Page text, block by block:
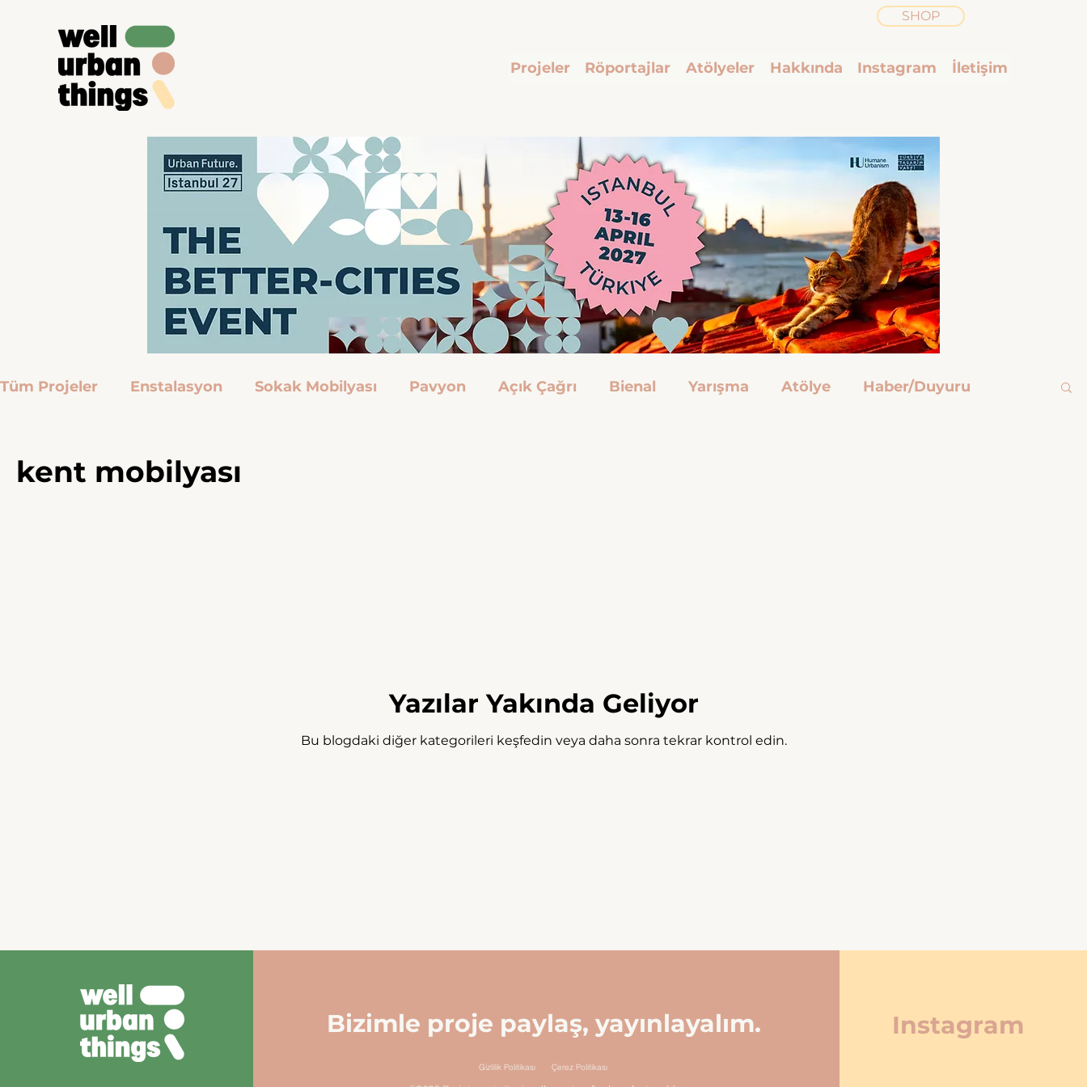
SHOP
Projeler Röportajlar Atölyeler Hakkında Instagram İletişim
Tüm Projeler Enstalasyon Sokak Mobilyası Pavyon Açık Çağrı Bienal Yarışma Atölye Haber/Duyuru
kent mobilyası
Yazılar Yakında Geliyor
Bu blogdaki diğer kategorileri keşfedin veya daha sonra tekrar kontrol edin.
Bizimle proje paylaş, yayınlayalım.
Gizlilik Politikası Çerez Politikası
Instagram